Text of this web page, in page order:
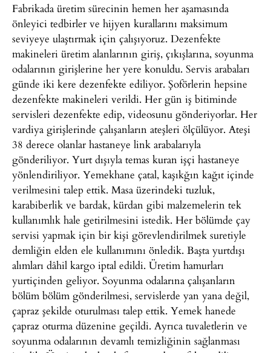
Fabrikada üretim sürecinin hemen her aşamasında
önleyici tedbirler ve hijyen kurallarını maksimum
seviyeye ulaştırmak için çalışıyoruz. Dezenfekte
makineleri üretim alanlarının giriş, çıkışlarına, soyunma
odalarının girişlerine her yere konuldu. Servis arabaları
günde iki kere dezenfekte ediliyor. Şoförlerin hepsine
dezenfekte makineleri verildi. Her gün iş bitiminde
servisleri dezenfekte edip, videosunu gönderiyorlar. Her
vardiya girişlerinde çalışanların ateşleri ölçülüyor. Ateşi
38 derece olanlar hastaneye link arabalarıyla
gönderiliyor. Yurt dışıyla temas kuran işçi hastaneye
yönlendiriliyor. Yemekhane çatal, kaşıkğın kağıt içinde
verilmesini talep ettik. Masa üzerindeki tuzluk,
karabiberlik ve bardak, kürdan gibi malzemelerin tek
kullanımlık hale getirilmesini istedik. Her bölümde çay
servisi yapmak için bir kişi görevlendirilmek suretiyle
demliğin elden ele kullanımını önledik. Başta yurtdışı
alımları dâhil kargo iptal edildi. Üretim hamurları
yurtiçinden geliyor. Soyunma odalarına çalışanların
bölüm bölüm gönderilmesi, servislerde yan yana değil,
çapraz şekilde oturulması talep ettik. Yemek hanede
çapraz oturma düzenine geçildi. Ayrıca tuvaletlerin ve
soyunma odalarının devamlı temizliğinin sağlanması